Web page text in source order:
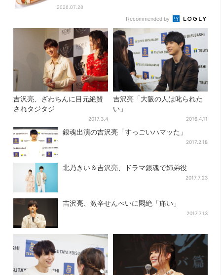
2026.07.28
Recommended by
吉沢亮、ざわちんに目元絶賛
されタジタジ
2017.3.4
吉沢亮「大阪の人は叱られた
い」
2016.4.11
銀魂出演の吉沢亮「すっごいハマッた」
2017.2.18
北乃きい＆吉沢亮、ドラマ銀魂で姉弟役
2017.7.23
吉沢亮、激辛せんべいに悶絶「痛い」
2017.7.13